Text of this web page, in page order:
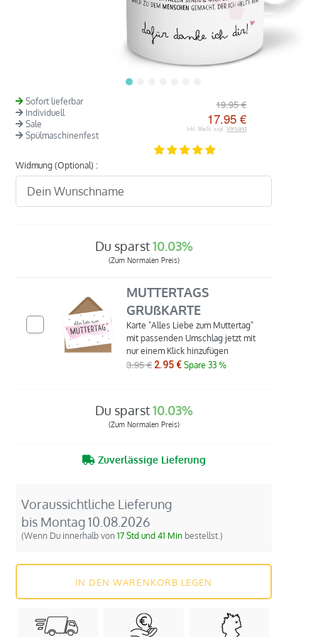
Sofort lieferbar
Individuell
Sale
Spülmaschinenfest
19.95 €
17.95 €
Inkl. MwSt. zzgl.Versand
Widmung (Optional) :
Du sparst10.03%
(Zum Normalen Preis)
MUTTERTAGS
GRUßKARTE
Karte "Alles Liebe zum Muttertag"
mit passenden Umschlag jetzt mit
nur einem Klick hinzufügen
3.95 € 2.95 € Spare 33 %
Du sparst10.03%
(Zum Normalen Preis)
Zuverlässige Lieferung
Voraussichtliche Lieferung
bis Montag10.08.2026
(Wenn Du innerhalb von 17 Std und 41 Min bestellst.)
IN DEN WARENKORB LEGEN